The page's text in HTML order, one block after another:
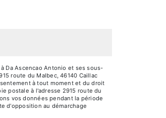
Da Ascencao Antonio et ses sous-
route du Malbec, 46140 Caillac
à tout moment et du droit
postale à l'adresse 2915 route du
vos données pendant la période
d'opposition au démarchage